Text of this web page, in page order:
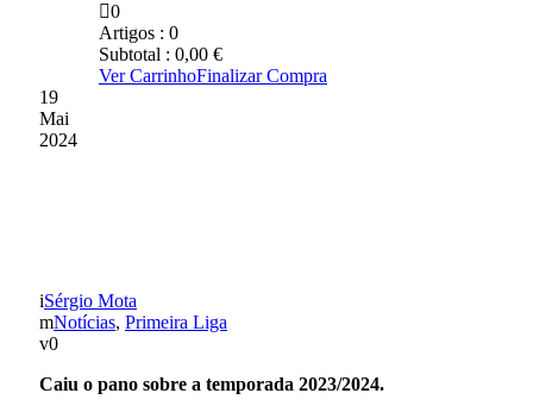
0
Artigos : 0
Subtotal : 0,00 €
Ver CarrinhoFinalizar Compra
19
Mai
2024
Sérgio Mota
Notícias, Primeira Liga
0
Caiu o pano sobre a temporada 2023/2024.